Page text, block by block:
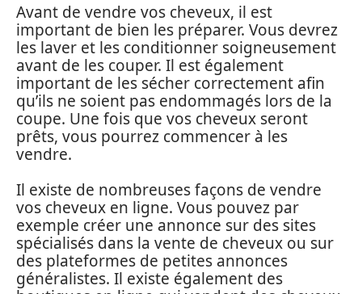
Avant de vendre vos cheveux, il est
important de bien les préparer. Vous devrez
les laver et les conditionner soigneusement
avant de les couper. Il est également
important de les sécher correctement afin
qu’ils ne soient pas endommagés lors de la
coupe. Une fois que vos cheveux seront
prêts, vous pourrez commencer à les
vendre.
Il existe de nombreuses façons de vendre
vos cheveux en ligne. Vous pouvez par
exemple créer une annonce sur des sites
spécialisés dans la vente de cheveux ou sur
des plateformes de petites annonces
généralistes. Il existe également des